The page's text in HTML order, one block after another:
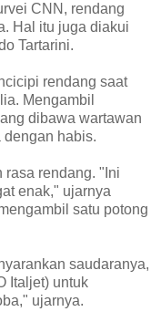
CNN, rendang
Hal itu juga diakui
Tartarini.
rendang saat
Mengambil
dibawa wartawan
dengan habis.
rasa rendang. "Ini
enak," ujarnya
satu potong
saudaranya,
Italjet) untuk
ujarnya.